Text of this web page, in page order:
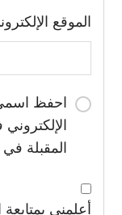
الموقع
احفظ
المقبلة
أعلمني